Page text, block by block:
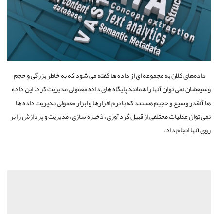
داده‌های کلان به مجموعه ای از داده ها گفته می شود که به خاطر بزرگی و حجم
وسیعشان نمی توان آنها را همانند پایگاه های داده معمولی مدیریت کرد. این داده
ها آنقدر وسیع و حجیم هستند که با نرم افزارها و ابزار معمولی مدیریت داده ها
نمی توان عملیات مختلفی از قبیل گردآوری، ذخیره سازی، مدیریت و پردازش را بر
روی آنها انجام داد.